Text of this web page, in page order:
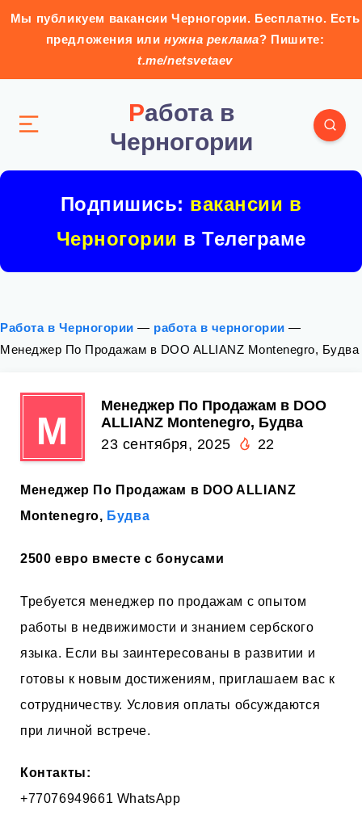
Мы публикуем вакансии Черногории. Бесплатно. Есть
предложения илинужна реклама? Пишите:
t.me/netsvetaev
Работа в
Черногории
Подпишись: вакансии в
Черногории в Телеграме
Работа в Черногории — работа в черногории —
Менеджер По Продажам в DOO ALLIANZ Montenegro, Будва
М
Менеджер По Продажам в DOO
ALLIANZ Montenegro, Будва
23 сентября, 2025
22
Менеджер По Продажам в DOO ALLIANZ
Montenegro, Будва
2500 евро вместе с бонусами
Требуется менеджер по продажам с опытом
работы в недвижимости и знанием сербского
языка. Если вы заинтересованы в развитии и
готовы к новым достижениям, приглашаем вас к
сотрудничеству. Условия оплаты обсуждаются
при личной встрече.
Контакты:
+77076949661 WhatsApp